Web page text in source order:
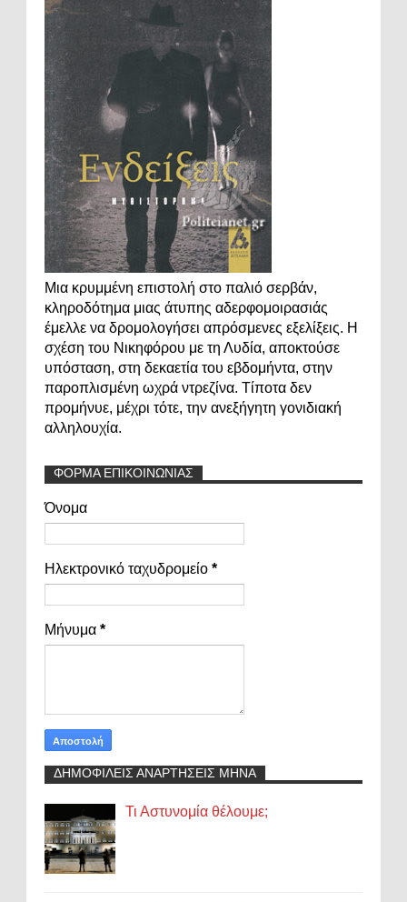
Μια κρυμμένη επιστολή στο παλιό σερβάν,
κληροδότημα μιας άτυπης αδερφομοιρασιάς
έμελλε να δρομολογήσει απρόσμενες εξελίξεις. Η
σχέση του Νικηφόρου με τη Λυδία, αποκτούσε
υπόσταση, στη δεκαετία του εβδομήντα, στην
παροπλισμένη ωχρά ντρεζίνα. Τίποτα δεν
προμήνυε, μέχρι τότε, την ανεξήγητη γονιδιακή
αλληλουχία.
ΦΟΡΜΑ ΕΠΙΚΟΙΝΩΝΙΑΣ
Όνομα
Ηλεκτρονικό ταχυδρομείο *
Μήνυμα *
ΔΗΜΟΦΙΛΕΙΣ ΑΝΑΡΤΗΣΕΙΣ ΜΗΝΑ
Τι Αστυνομία θέλουμε;